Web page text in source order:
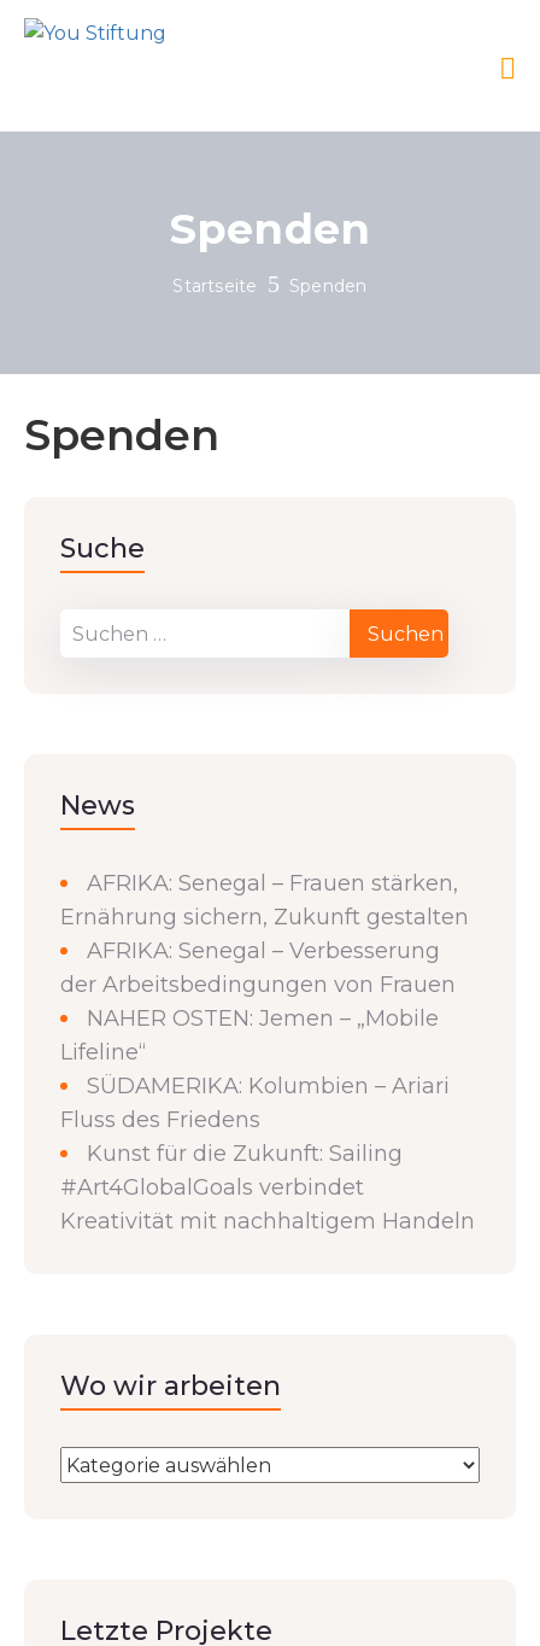
Spenden
Startseite Spenden
Spenden
Suche
News
AFRIKA: Senegal – Frauen stärken,
Ernährung sichern, Zukunft gestalten
AFRIKA: Senegal – Verbesserung
der Arbeitsbedingungen von Frauen
NAHER OSTEN: Jemen – „Mobile
Lifeline“
SÜDAMERIKA: Kolumbien – Ariari
Fluss des Friedens
Kunst für die Zukunft: Sailing
#Art4GlobalGoals verbindet
Kreativität mit nachhaltigem Handeln
Wo wir arbeiten
Letzte Projekte